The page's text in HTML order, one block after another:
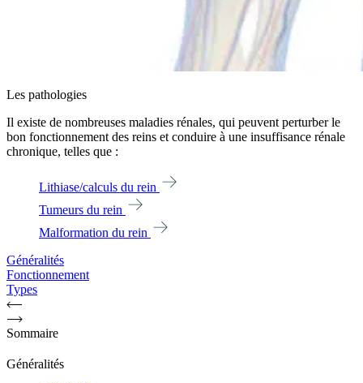
Les pathologies
Il existe de nombreuses maladies rénales, qui peuvent perturber le
bon fonctionnement des reins et conduire à une insuffisance rénale
chronique, telles que :
Lithiase/calculs du rein
Tumeurs du rein
Malformation du rein
Généralités
Fonctionnement
Types
Sommaire
Généralités